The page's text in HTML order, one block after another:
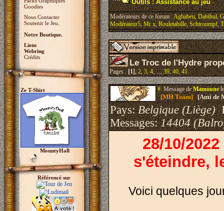
Goodies
Nous Contacter
Soutenir le Jeu.
Notre Boutique.
Liens
Webring
Crédits
Ze T-Shirt
MountyHall
Référencé sur
Outils : Assistance au jeu
Modérateurs de ce forum :Aghabeu,Dabihul,
Modérateur5,Mr x,Rouletabille,Schtroumpf,
Le Troc de l'Hydre
Pages :[1],2,3,4, ...,39,40,41
#.Message deMamoune
[MH Team][Ami de
Pays:Belgique (Liège)
Messages:14404
28/10/
s'éteindre,
Voici quelques